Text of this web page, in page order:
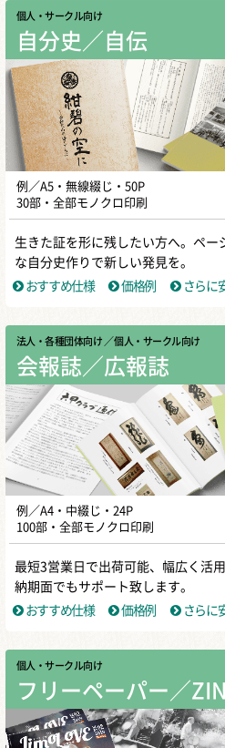
個人・サークル向け
自分史／自伝
例／A5・無線綴じ・50P
30部・全部モノクロ印刷
生きた証を形に残したい方へ。ペー
な自分史作りで新しい発見を。
おすすめ仕様
価格例 さらに
法人・各種団体向け ／ 個人・サークル向け
会報誌／広報誌
例／A4・中綴じ・24P
100部・全部モノクロ印刷
最短3営業日で出荷可能、幅広く活
納期面でもサポート致します。
おすすめ仕様
価格例 さらに
個人・サークル向け
フリーペーパー／